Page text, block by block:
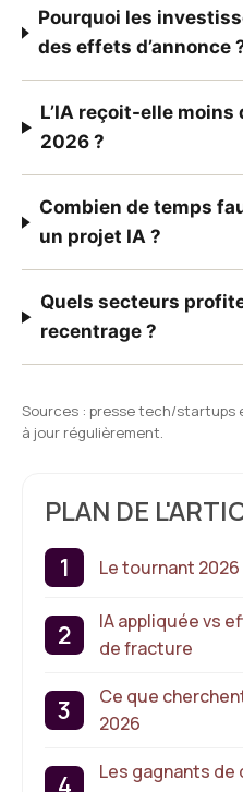
Pourquoi les
des effets d’annonce
L’IA reçoit-elle
2026 ?
Combien de temps
un projet IA ?
Quels secteurs
recentrage ?
Sources : presse tech/startups
à jour régulièrement.
PLAN DE
Le tournant 2026
IA appliquée vs
de fracture
Ce que
2026
Les gagnants de